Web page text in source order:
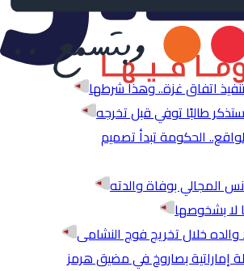
اتفاق غزة.. وهذا شرطها
طالبًا توفي قبل تخرجه
الحكومة تبدأ تصميم
المجالي بوفاة والدته
لا بشخوصها
خلال تخريج فوج النشامى
إماراتية بصاروخ في مضيق هرمز